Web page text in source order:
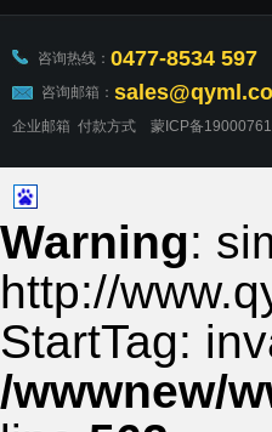
咨询热线： 0477-8534 597
咨询邮箱：
企业邮箱 付款方式 蒙ICP备
Warning:
http://
StartTag:
/wwwnew/